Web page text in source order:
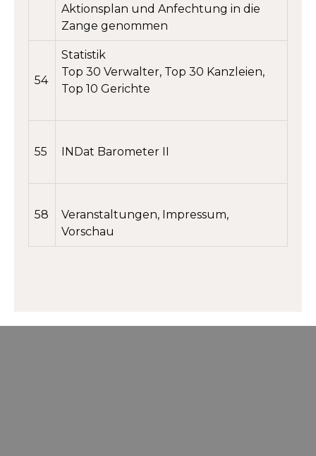
Aktionsplan und Anfechtung in die
Zange genommen
54
Statistik
Top 30 Verwalter, Top 30 Kanzleien,
Top 10 Gerichte
55 INDat Barometer II
58
Veranstaltungen, Impressum,
Vorschau